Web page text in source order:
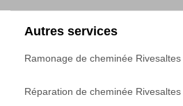
Autres services
Ramonage de cheminée Rivesaltes
Réparation de cheminée Rivesaltes